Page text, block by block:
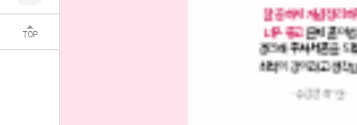
TOP
가 공부했던 것과 비교하여
한 이해가 더욱 좋아졌습니다.
의 수강생들에게 추천합니다!
깔끔하게 개념 정리하
너무 좋고문제 풀이
정리해 주셔서 폼을 되
최적의 강의라고 생각
- 수강생 최*헌 -